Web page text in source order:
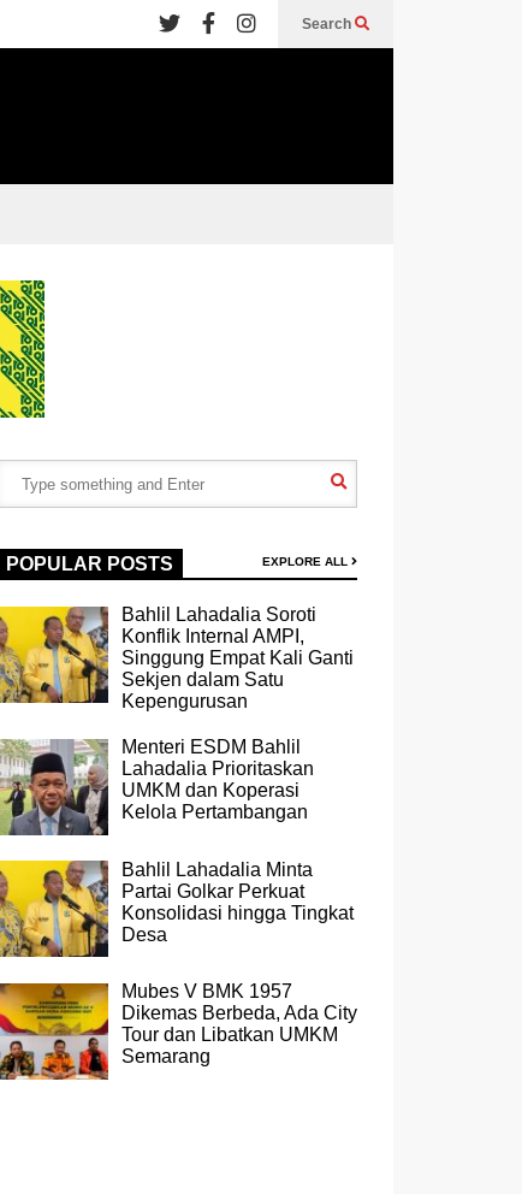
Search
POPULAR POSTS EXPLORE ALL
Bahlil Lahadalia Soroti
Konflik Internal AMPI,
Singgung Empat Kali Ganti
Sekjen dalam Satu
Kepengurusan
Menteri ESDM Bahlil
Lahadalia Prioritaskan
UMKM dan Koperasi
Kelola Pertambangan
Bahlil Lahadalia Minta
Partai Golkar Perkuat
Konsolidasi hingga Tingkat
Desa
Mubes V BMK 1957
Dikemas Berbeda, Ada City
Tour dan Libatkan UMKM
Semarang